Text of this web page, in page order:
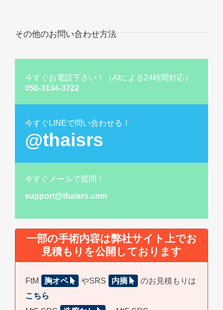
その他のお問い合わせ方法
今すぐお電話下さい！（AIによる24時間対応）
050-3134-3722
今すぐLINEで問い合わせる！
@thaisrs
今すぐメールで質問！
support@thaisrs.com
一部の手術内容は弊社サイト上でお
見積もりを公開しております
FtM 胸オペ やSRS 内摘
のお見積もりは
こちら